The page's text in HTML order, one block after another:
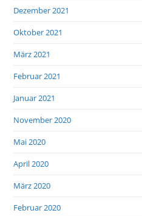
Dezember 2021
Oktober 2021
März 2021
Februar 2021
Januar 2021
November 2020
Mai 2020
April 2020
März 2020
Februar 2020